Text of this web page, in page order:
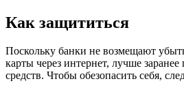
Как защититься
Поскольку банки не возмещают
карты через интернет, лучше заранее
средств. Чтобы обезопасить себя,